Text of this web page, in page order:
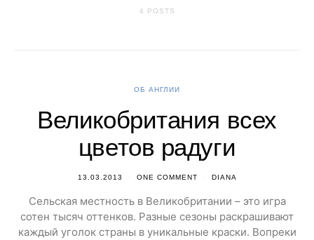
4 POSTS
ОБ АНГЛИИ
Великобритания всех
цветов радуги
13.03.2013 ONE COMMENT DIANA
Сельская местность в Великобритании – это игра
сотен тысяч оттенков. Разные сезоны раскрашивают
каждый уголок страны в уникальные краски. Вопреки